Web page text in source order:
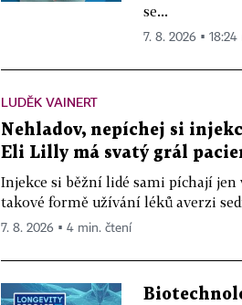
se...
7. 8. 2026 ▪ 18:24
LUDĚK VAINERT
Nehladov, nepíchej si
Eli Lilly má svatý grál
Injekce si běžní lidé sami píchají
takové formě užívání léků averzi
7. 8. 2026 ▪ 4 min. čtení